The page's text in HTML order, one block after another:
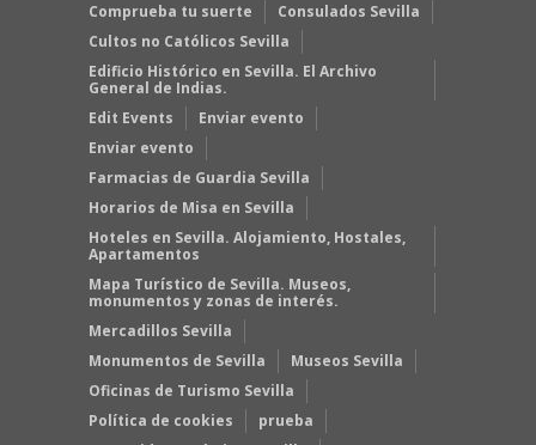
Comprueba tu suerte
Consulados Sevilla
Cultos no Católicos Sevilla
Edificio Histórico en Sevilla. El Archivo
General de Indias.
Edit Events
Enviar evento
Enviar evento
Farmacias de Guardia Sevilla
Horarios de Misa en Sevilla
Hoteles en Sevilla. Alojamiento, Hostales,
Apartamentos
Mapa Turístico de Sevilla. Museos,
monumentos y zonas de interés.
Mercadillos Sevilla
Monumentos de Sevilla
Museos Sevilla
Oficinas de Turismo Sevilla
Política de cookies
prueba